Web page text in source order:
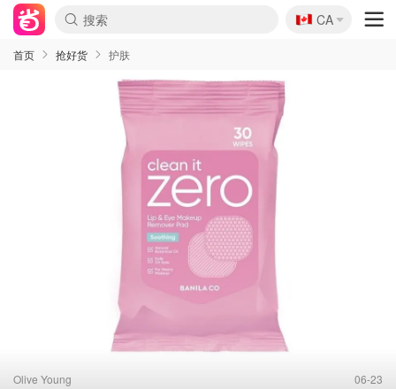
🇨🇦
CA
首页 抢好货 护肤
Olive Young 06-23